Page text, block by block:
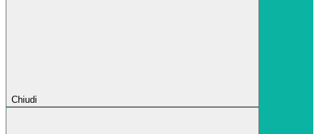
Chiudi